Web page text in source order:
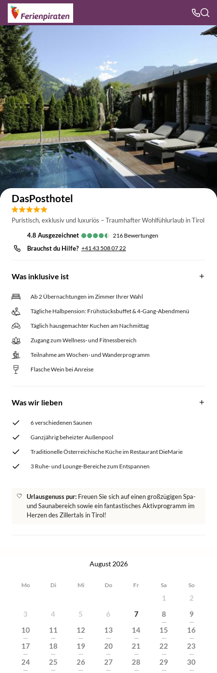
Auf der Karte anzeigen
DasPosthotel
Puristisch, exklusiv und luxuriös – Traumhafter Wohlfühlurlaub in Tirol
4.8
ausgezeichnet 216 Bewertungen
Brauchst du Hilfe? +41 43 508 07 22
Was inklusive ist
Ab 2 Übernachtungen im Zimmer Ihrer Wahl
Tägliche Halbpension: Frühstücksbuffet & 4-Gang-Abendmenü
Täglich hausgemachter Kuchen am Nachmittag
Zugang zum Wellness- und Fitnessbereich
Teilnahme am Wochen- und Wanderprogramm
Flasche Wein bei Anreise
Was wir lieben
6 verschiedenen Saunen
Ganzjährig beheizter Außenpool
Traditionelle Österreichische Küche im Restaurant DieMarie
3 Ruhe- und Lounge-Bereiche zum Entspannen
Urlausgenuss pur: Freuen Sie sich auf einen großzügigen Spa-
und Saunabereich sowie ein fantastisches Aktivprogramm im
Herzen des Zillertals in Tirol!
August 2026
Mo Di Mi Do Fr Sa So
1
2
3
4 5 6 7 8
---
9
---
10
---
11
---
12
---
13
---
14
---
15
---
16
---
17
---
18
---
19
---
20
---
21
---
22
---
23
---
24
---
25
---
26
---
27
---
28
---
29
---
30
---